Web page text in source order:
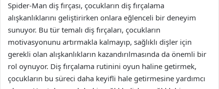
Spider-Man diş fırçası, çocukların diş fırçalama
alışkanlıklarını geliştirirken onlara eğlenceli bir deneyim
sunuyor. Bu tür temalı diş fırçaları, çocukların
motivasyonunu artırmakla kalmayıp, sağlıklı dişler için
gerekli olan alışkanlıkların kazandırılmasında da önemli bir
rol oynuyor. Diş fırçalama rutinini oyun haline getirmek,
çocukların bu süreci daha keyifli hale getirmesine yardımcı